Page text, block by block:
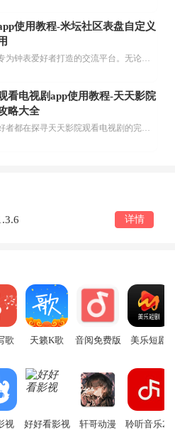
使用教程-米坛社区表盘自定义
看电视剧app使用教程-天天影院
略大全
详情
歌 天籁K歌 音阅免费版 美乐短剧
视 好好看影视 轩哥动漫
聆听音乐20